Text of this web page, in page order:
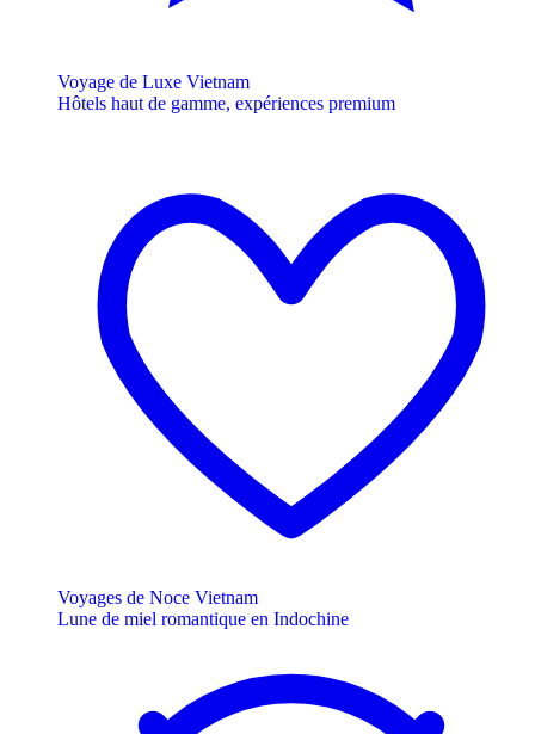
Voyage de Luxe Vietnam
Hôtels haut de gamme, expériences premium
Voyages de Noce Vietnam
Lune de miel romantique en Indochine